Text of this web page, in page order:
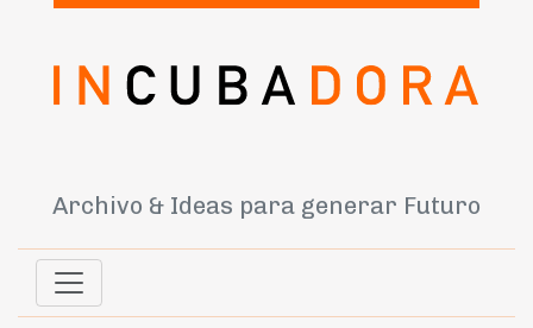
Archivo & Ideas para generar Futuro